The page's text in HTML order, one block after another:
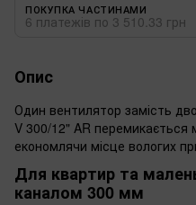
ПОКУПКА ЧАСТИНАМИ
6 платежів по 3 510.33 грн
Опис
Один вентилятор замість
V 300/12" AR перемикається
економлячи місце вологих
Для квартир та
каналом 300 мм